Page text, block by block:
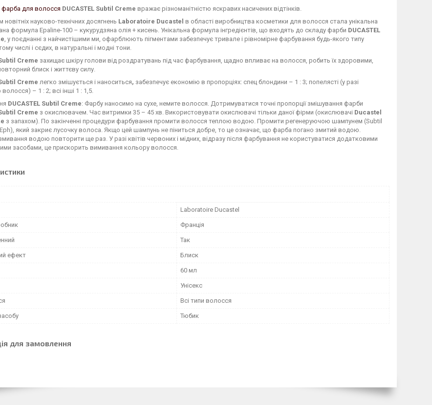
фарба для волосся DUCASTEL Subtil Creme вражає різноманітністю яскравих насичених відтінків.
новітніх науково-технічних досягнень Laboratoire Ducastel в області виробництва косметики для волосся стала унікальна
формула Epaline-100 – кукурудзяна олія + кисень. Унікальна формула інгредієнтів, що входять до складу фарби DUCASTEL
, у поєднанні з найчистішими ми, офарблюють пігментами забезпечує тривале і рівномірне фарбування будь-якого типу
числі і сєдих, в натуральні і модні тони.
Creme захищає шкіру голови від роздратувань під час фарбування, щадно впливає на волосся, робить їх здоровими,
блиск і життєву силу.
Creme легко змішується і наноситься, забезпечує економію в пропорціях: спец блондини – 1 : 3; попелясті (у разі
волосся) – 1 : 2; всі інші 1 : 1,5.
DUCASTEL Subtil Creme: Фарбу наносимо на сухе, немите волосся. Дотримуватися точні пропорції змішування фарби
Creme з окислювачем. Час витримки 35 – 45 хв. Використовувати окислювачі тільки даної фірми (окислювачі Ducastel
з запахом). По закінченні процедури фарбування промити волосся теплою водою. Промити регенеруючою шампунем (Subtil
який закриє лусочку волоса. Якщо цей шампунь не піниться добре, то це означає, що фарба погано змитий водою.
водою повторити ще раз. У разі квітів червоних і мідних, відразу після фарбування не користуватися додатковими
засобами, це прискорить вимивання кольору волосся.
Laboratoire Ducastel
Франція
Так
ефект Блиск
60 мл
Унісекс
Всі типи волосся
Тюбик
для замовлення